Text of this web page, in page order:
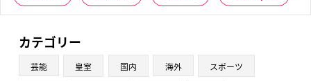
カテゴリー
芸能 皇室 国内 海外 スポーツ